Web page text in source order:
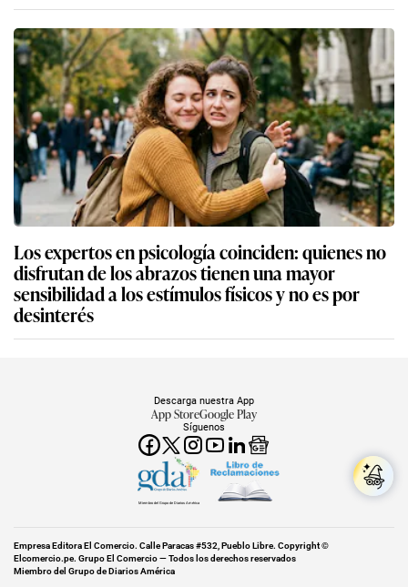
Los expertos en psicología coinciden: quienes no
disfrutan de los abrazos tienen una mayor
sensibilidad a los estímulos físicos y no es por
desinterés
Síguenos
Descarga nuestra App
App StoreGoogle Play
Miembro del Grupo de Diarios América
Empresa Editora El Comercio. Calle Paracas #532, Pueblo Libre. Copyright ©
Elcomercio.pe. Grupo El Comercio — Todos los derechos reservados
Miembro del Grupo de Diarios América